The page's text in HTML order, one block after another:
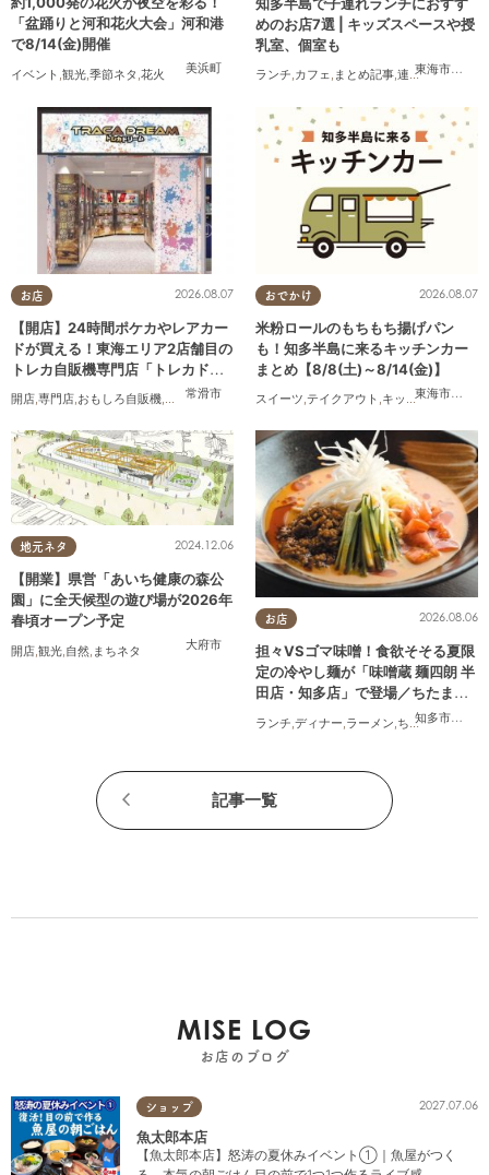
美浜町
「盆踊りと河和花火大会」河和港
で8/14(金)開催
イベント 観光 季節ネタ 花火 東海市
,大府
めのお店7選 | キッズスペースや授
乳室、個室も
ランチ,カフェ, まとめ記事,連載 ,親子 個室
お店
常滑市
2026.08.07
【開店】24時間ポケカやレアカー
ドが買える！東海エリア2店舗目の
トレカ自販機専門店「トレカドリ
ーム」が常滑市に8/7(金)オープン
開店,専門店,おもしろ自販機,カップル,おひとりさま,友人,トレンド
おでかけ
東海市大府
2026.08.07
米粉ロールのもちもち揚げパン
も！知多半島に来るキッチンカー
まとめ【8/8(土)～8/14(金)】
スイーツ,テイクアウト ,キッチンカー ,イベ
地元ネタ
大府市
2024.12.06
【開業】県営「あいち健康の森公
園」に全天候型の遊び場が2026年
春頃オープン予定
開店,観光,自然, まちネタ
お店
知多市半田
2026.08.06
担々VSゴマ味噌！食欲そそる夏限
定の冷やし麺が「味噌蔵 麺四朗 半
田店・知多店」で登場／ちたまる
ランチ,ディナー,ラーメン,ちたまる広告
記事一覧
MISE LOG
お店のブログ
ショップ 2027.07.06
魚太郎本店
【魚太郎本店】怒涛の夏休みイベント①｜魚屋がつく